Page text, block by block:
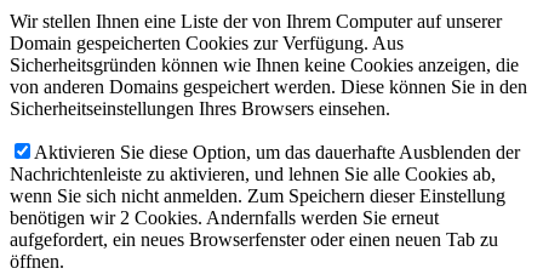
Wir stellen Ihnen eine Liste der von Ihrem Computer auf unserer
Domain gespeicherten Cookies zur Verfügung. Aus
Sicherheitsgründen können wie Ihnen keine Cookies anzeigen, die
von anderen Domains gespeichert werden. Diese können Sie in den
Sicherheitseinstellungen Ihres Browsers einsehen.
Aktivieren Sie diese Option, um das dauerhafte Ausblenden der
Nachrichtenleiste zu aktivieren, und lehnen Sie alle Cookies ab,
wenn Sie sich nicht anmelden. Zum Speichern dieser Einstellung
benötigen wir 2 Cookies. Andernfalls werden Sie erneut
aufgefordert, ein neues Browserfenster oder einen neuen Tab zu
öffnen.